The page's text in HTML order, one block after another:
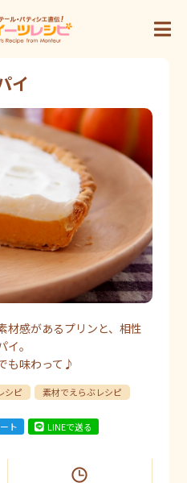
イ
材感があるプリンと、相性
。
も味わって♪
シピ 素材でえらぶレシピ
ト LINEで送る